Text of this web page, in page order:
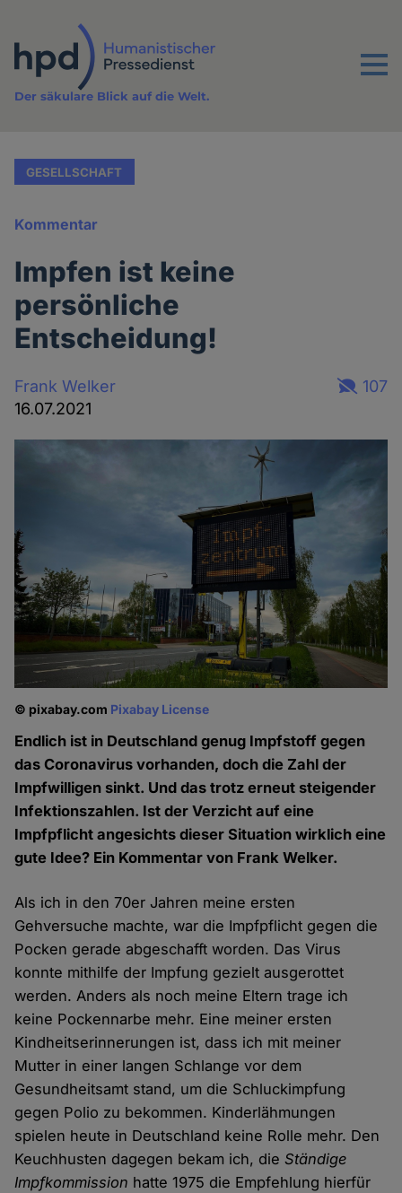
Inhalt
Menu
Der säkulare Blick auf die Welt.
GESELLSCHAFT
Kommentar
Impfen ist keine
persönliche
Entscheidung!
Frank Welker
16.07.2021
107
© pixabay.com Pixabay License
Endlich ist in Deutschland genug Impfstoff gegen
das Coronavirus vorhanden, doch die Zahl der
Impfwilligen sinkt. Und das trotz erneut steigender
Infektionszahlen. Ist der Verzicht auf eine
Impfpflicht angesichts dieser Situation wirklich eine
gute Idee? Ein Kommentar von Frank Welker.
Als ich in den 70er Jahren meine ersten
Gehversuche machte, war die Impfpflicht gegen die
Pocken gerade abgeschafft worden. Das Virus
konnte mithilfe der Impfung gezielt ausgerottet
werden. Anders als noch meine Eltern trage ich
keine Pockennarbe mehr. Eine meiner ersten
Kindheitserinnerungen ist, dass ich mit meiner
Mutter in einer langen Schlange vor dem
Gesundheitsamt stand, um die Schluckimpfung
gegen Polio zu bekommen. Kinderlähmungen
spielen heute in Deutschland keine Rolle mehr. Den
Keuchhusten dagegen bekam ich, dieStändige
Impfkommission hatte 1975 die Empfehlung hierfür